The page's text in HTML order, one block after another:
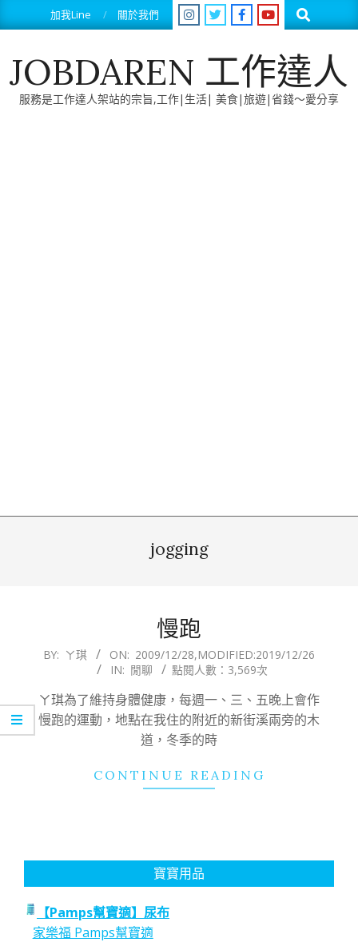
to
加我Line 關於我們 Search
JOBDAREN 工作達人
服務是工作達人架站的宗旨,工作|生活| 美食|旅遊|省錢～愛分享
jogging
慢跑
2009-
28
BY: ㄚ琪 ON: 2009/12/28,MODIFIED:2019/12/26
IN: 閒聊 點閱人數：3,569次
ㄚ琪為了維持身體健康，每週一、三、五晚上會作
慢跑的運動，地點在我住的附近的新街溪兩旁的木
道，冬季的時
CONTINUE READING
寶寶用品
【Pamps幫寶適】尿布
家樂福 Pamps幫寶適